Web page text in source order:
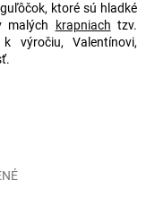
ktoré sú hladké
malých
krapniach tzv.
výročiu, Valentínovi,